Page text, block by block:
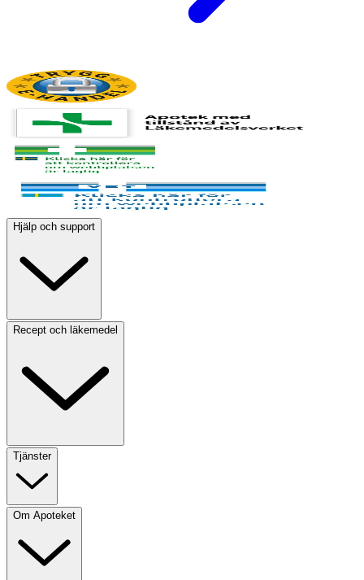
Hjälp och support
Recept och läkemedel
Tjänster
Om Apoteket